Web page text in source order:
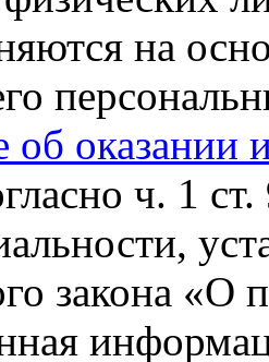
на
об оказании
ч. 1
закона «О